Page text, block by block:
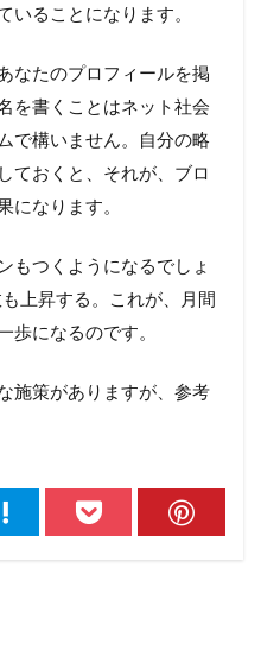
いることになります。
なたのプロフィールを掲
を書くことはネット社会
で構いません。自分の略
ておくと、それが、ブロ
になります。
もつくようになるでしょ
上昇する。これが、月間
歩になるのです。
施策がありますが、参考